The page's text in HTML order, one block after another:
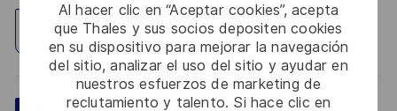
Al hacer clic en “Aceptar cookies”, acepta
que Thales y sus socios depositen cookies
en su dispositivo para mejorar la navegación
del sitio, analizar el uso del sitio y ayudar en
nuestros esfuerzos de marketing de
reclutamiento y talento. Si hace clic en
Explorar ubicación